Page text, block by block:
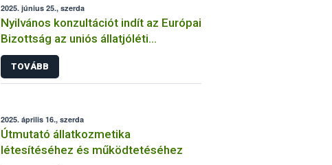
2025. június 25., szerda
Nyilvános konzultációt indít az Európai
Bizottság az uniós állatjóléti
jogszabályok korszerűsítéséről
TOVÁBB
2025. április 16., szerda
Útmutató állatkozmetika
létesítéséhez és működtetéséhez